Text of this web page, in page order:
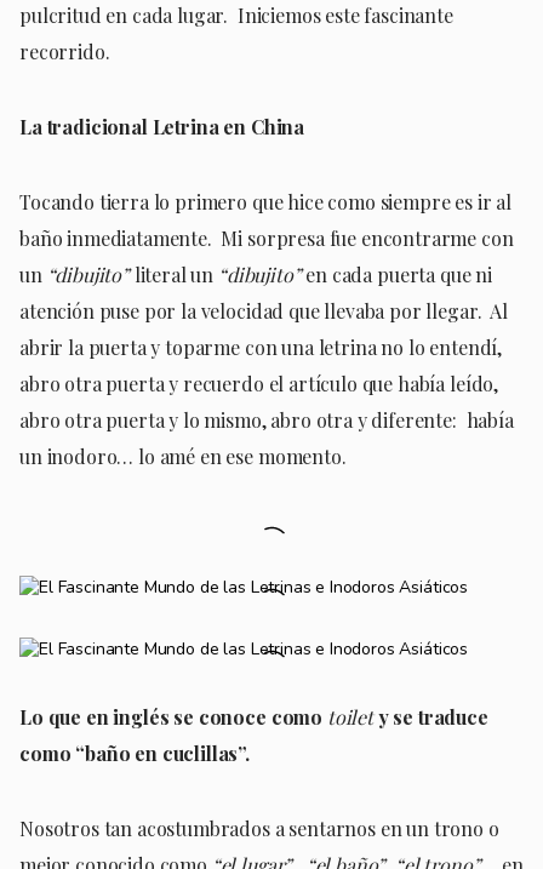
pulcritud en cada lugar. Iniciemos este fascinante
recorrido.
La tradicional Letrina en China
Tocando tierra lo primero que hice como siempre es ir al
baño inmediatamente. Mi sorpresa fue encontrarme con
un “dibujito”literal un “dibujito”en cada puerta que ni
atención puse por la velocidad que llevaba por llegar. Al
abrir la puerta y toparme con una letrina no lo entendí,
abro otra puerta y recuerdo el artículo que había leído,
abro otra puerta y lo mismo, abro otra y diferente: había
un inodoro… lo amé en ese momento.
Lo que en inglés se conoce como toilety se traduce
como “baño en cuclillas”.
Nosotros tan acostumbrados a sentarnos en un trono o